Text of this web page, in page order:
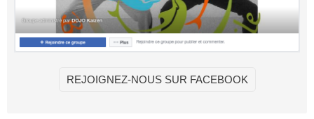
REJOIGNEZ-NOUS SUR FACEBOOK